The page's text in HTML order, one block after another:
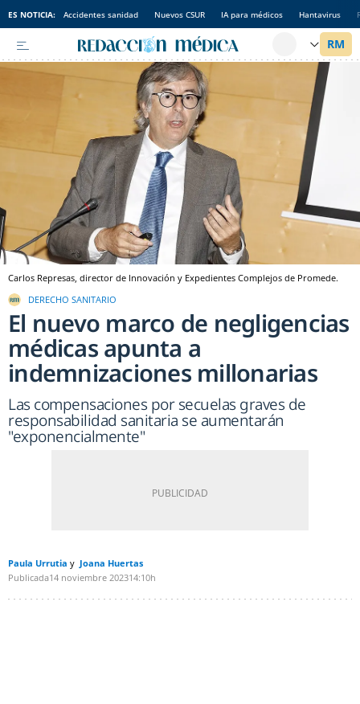
ES NOTICIA: Accidentes sanidad Nuevos CSUR IA para médicos Hantavirus
Carlos Represas, director de Innovación y Expedientes Complejos de Promede.
DERECHO SANITARIO
El nuevo marco de negligencias
médicas apunta a
indemnizaciones millonarias
Las compensaciones por secuelas graves de
responsabilidad sanitaria se aumentarán
"exponencialmente"
Paula Urrutia
Joana Huertas
Publicada14 noviembre 202314:10h